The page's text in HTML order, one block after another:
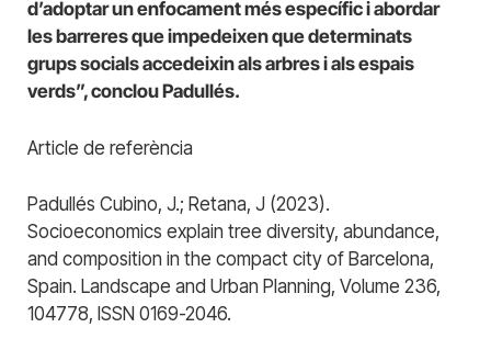
d’adoptar un enfocament més específic i abordar
les barreres que impedeixen que determinats
grups socials accedeixin als arbres i als espais
verds”, conclou Padullés.
Article de referència
Padullés Cubino, J.; Retana, J (2023).
Socioeconomics explain tree diversity, abundance,
and composition in the compact city of Barcelona,
Spain. Landscape and Urban Planning, Volume 236,
104778, ISSN 0169-2046.